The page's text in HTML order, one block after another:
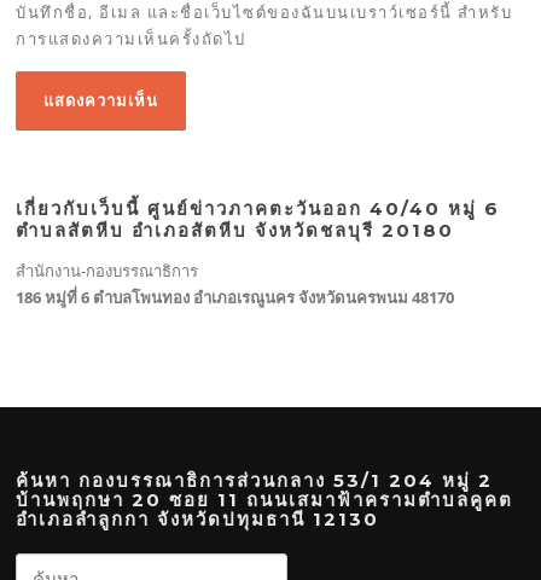
บันทึกชื่อ, อีเมล และชื่อเว็บไซต์ของฉันบนเบราว์เซอร์นี้ สำหรับ
การแสดงความเห็นครั้งถัดไป
เกี่ยวกับเว็บนี้ ศูนย์ข่าวภาคตะวันออก 40/40 หมู่ 6
ตำบลสัตหีบ อำเภอสัตหีบ จังหวัดชลบุรี 20180
สำนักงาน-กองบรรณาธิการ
186 หมู่ที่ 6 ตำบลโพนทอง อำเภอเรณูนคร จังหวัดนครพนม 48170
ค้นหา กองบรรณาธิการส่วนกลาง 53/1 204 หมู่ 2
บ้านพฤกษา 20 ซอย 11 ถนนเสมาฟ้าครามตำบลคูคต
อำเภอลำลูกกา จังหวัดปทุมธานี 12130
ค้นหา